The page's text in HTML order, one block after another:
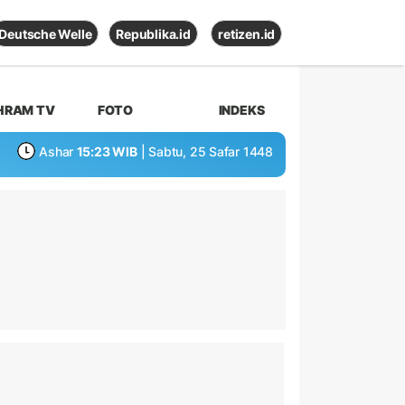
Deutsche Welle Republika.id retizen.id
TV FOTO INDEKS
Ashar 15:23 WIB | Sabtu, 25 Safar 1448